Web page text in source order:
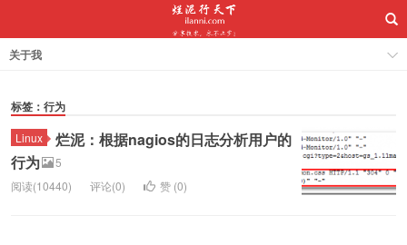
关于我
标签：行为
Linux
烂泥：根据nagios的日志分析用户的
行为
5
阅读(10440)
评论(0) 赞 (0)